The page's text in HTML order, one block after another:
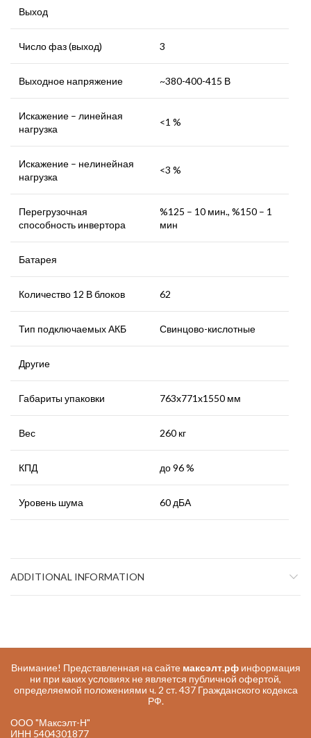
Выход
Число фаз (выход) 3
Выходное напряжение ~380-400-415 В
Искажение – линейная
нагрузка
<1 %
Искажение – нелинейная
нагрузка
<3 %
Перегрузочная
способность инвертора
%125 – 10 мин., %150 – 1
мин
Батарея
Количество 12 В блоков 62
Тип подключаемых АКБ Свинцово-кислотные
Другие
Габариты упаковки 763x771x1550 мм
Вес 260 кг
КПД до 96 %
Уровень шума 60 дБА
ADDITIONAL INFORMATION
Внимание! Представленная на сайте максэлт.рфинформация
ни при каких условиях не является публичной офертой,
определяемой положениями ч. 2 ст. 437 Гражданского кодекса
РФ.
ООО "Максэлт-Н"
ИНН 5404301877